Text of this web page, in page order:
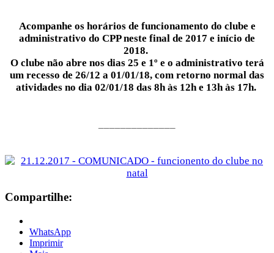
Acompanhe os horários de funcionamento do clube e
administrativo do CPP neste final de 2017 e início de
2018.
O clube não abre nos dias 25 e 1º e o administrativo terá
um recesso de 26/12 a 01/01/18, com retorno normal das
atividades no dia 02/01/18 das 8h às 12h e 13h às 17h.
Compartilhe:
WhatsApp
Imprimir